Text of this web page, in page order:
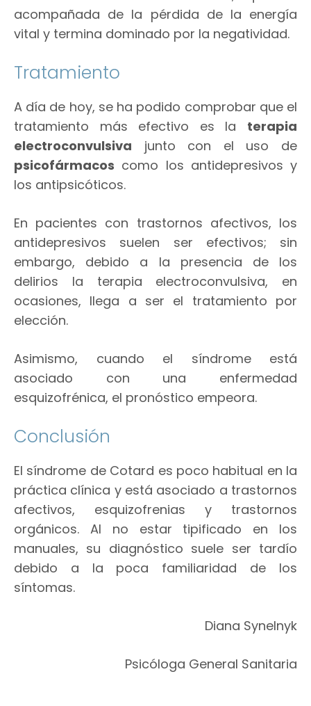
acompañada de la pérdida de la energía
vital y termina dominado por la negatividad.
Tratamiento
A día de hoy, se ha podido comprobar que el
tratamiento más efectivo es la terapia
electroconvulsiva junto con el uso de
psicofármacos como los antidepresivos y
los antipsicóticos.
En pacientes con trastornos afectivos, los
antidepresivos suelen ser efectivos; sin
embargo, debido a la presencia de los
delirios la terapia electroconvulsiva, en
ocasiones, llega a ser el tratamiento por
elección.
Asimismo, cuando el síndrome está
asociado con una enfermedad
esquizofrénica, el pronóstico empeora.
Conclusión
El síndrome de Cotard es poco habitual en la
práctica clínica y está asociado a trastornos
afectivos, esquizofrenias y trastornos
orgánicos. Al no estar tipificado en los
manuales, su diagnóstico suele ser tardío
debido a la poca familiaridad de los
síntomas.
Diana Synelnyk
Psicóloga General Sanitaria